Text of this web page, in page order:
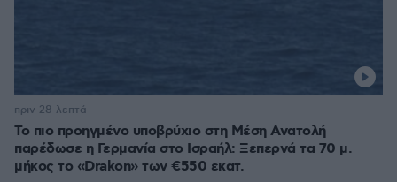
Το πιο προηγμένο υποβρύχιο στη Μέση Ανατολή
παρέδωσε η Γερμανία στο Ισραήλ: Ξεπερνά τα 70 μ.
μήκος το «Drakon» των €550 εκατ.
πριν 28 λεπτά